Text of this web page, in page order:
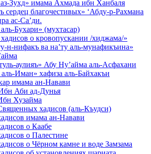
Зухд» имама Ахмада ибн Ханбаля
сердец благочестивых» ‘Абду-р-Рахмана
ас-Са’ди.
Бухари» (мухтасар)
о кровопускании /хиджама/»
н-нифакъ ва на’ту аль-мунафикъина»
аулияъ» Абу Ну’айма аль-Асфахани
Иман» хафиза аль-Байхакъи
имама ан-Навави
Аби ад-Дунья
Хузайма
хадисов (аль-Къудси)
имама ан-Навави
о Каабе
о Палестине
о Чёрном камне и воде Замзама